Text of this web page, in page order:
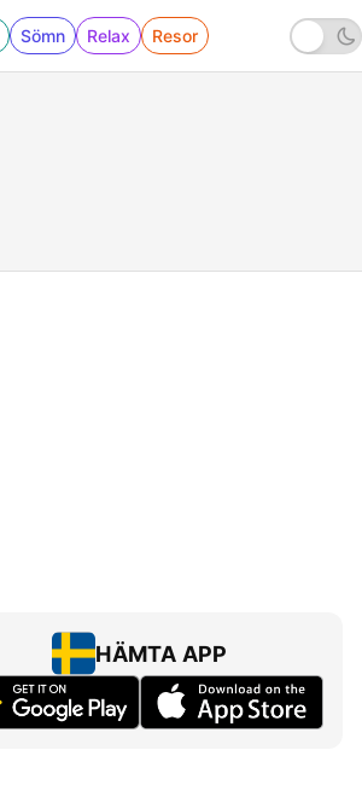
Sömn Relax Resor
HÄMTA APP